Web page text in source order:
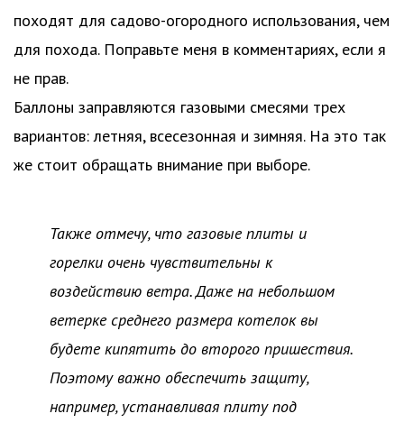
походят для садово-огородного использования, чем
для похода. Поправьте меня в комментариях, если я
не прав.
Баллоны заправляются газовыми смесями трех
вариантов: летняя, всесезонная и зимняя. На это так
же стоит обращать внимание при выборе.
Также отмечу, что газовые плиты и
горелки очень чувствительны к
воздействию ветра. Даже на небольшом
ветерке среднего размера котелок вы
будете кипятить до второго пришествия.
Поэтому важно обеспечить защиту,
например, устанавливая плиту под